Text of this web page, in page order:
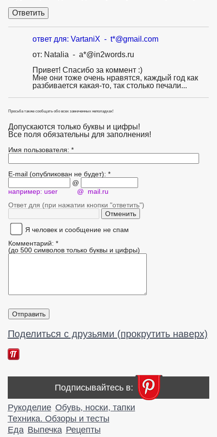
ответ для: VartaniX - t*@gmail.com
от: Natalia - a*@in2words.ru
Привет! Спасибо за коммент :)
Мне они тоже очень нравятся, каждый год как
разбивается какая-то, так столько печали...
Просьба также сообщать обо всех замеченных неполадках!
Допускаются только буквы и цифры!
Все поля обязательны для заполнения!
Имя пользователя: *
E-mail (опубликован не будет): *
@
например: user @ mail.ru
Ответ для (при нажатии кнопки "ответить")
Я человек и сообщение не спам
Комментарий: *
(до 500 символов только буквы и цифры)
Поделиться с друзьями (прокрутить наверх)
Подписывайтесь в:
Рукоделие Обувь, носки, тапки
Техника. Обзоры и тесты
Еда Выпечка Рецепты